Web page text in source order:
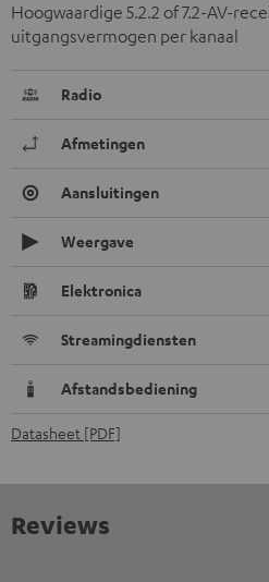
Hoogwaardige 5.2.2 of 7.2-AV-
uitgangsvermogen per kanaal
Radio
Afmetingen
Aansluitingen
Weergave
Elektronica
Streamingdiensten
Afstandsbediening
Datasheet [PDF]
Reviews